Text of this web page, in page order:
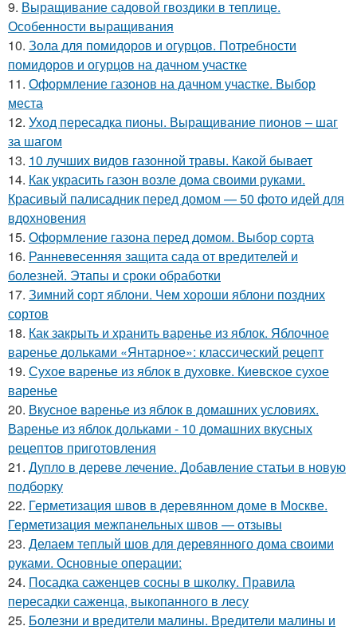
9. Выращивание садовой гвоздики в теплице.
Особенности выращивания
10. Зола для помидоров и огурцов. Потребности
помидоров и огурцов на дачном участке
11. Оформление газонов на дачном участке. Выбор
места
12. Уход пересадка пионы. Выращивание пионов – шаг
за шагом
13. 10 лучших видов газонной травы. Какой бывает
14. Как украсить газон возле дома своими руками.
Красивый палисадник перед домом — 50 фото идей для
вдохновения
15. Оформление газона перед домом. Выбор сорта
16. Ранневесенняя защита сада от вредителей и
болезней. Этапы и сроки обработки
17. Зимний сорт яблони. Чем хороши яблони поздних
сортов
18. Как закрыть и хранить варенье из яблок. Яблочное
варенье дольками «Янтарное»: классический рецепт
19. Сухое варенье из яблок в духовке. Киевское сухое
варенье
20. Вкусное варенье из яблок в домашних условиях.
Варенье из яблок дольками - 10 домашних вкусных
рецептов приготовления
21. Дупло в дереве лечение. Добавление статьи в новую
подборку
22. Герметизация швов в деревянном доме в Москве.
Герметизация межпанельных швов — отзывы
23. Делаем теплый шов для деревянного дома своими
руками. Основные операции:
24. Посадка саженцев сосны в школку. Правила
пересадки саженца, выкопанного в лесу
25. Болезни и вредители малины. Вредители малины и